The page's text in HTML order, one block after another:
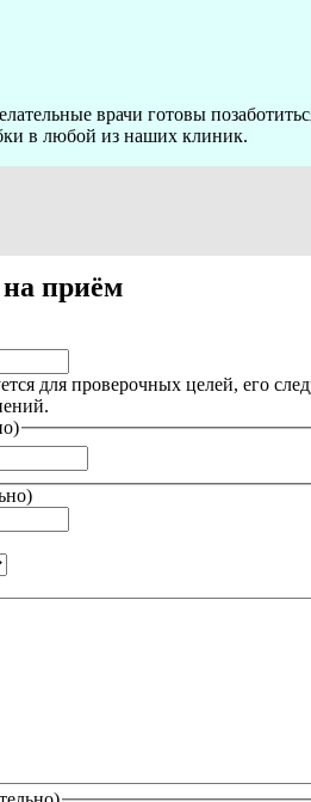
врачи готовы
в любой из наших клиник.
на приём
для проверочных целей, его
м